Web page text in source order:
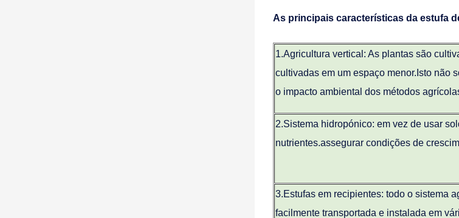
As principais características da estufa
1.Agricultura vertical: As plantas são
cultivadas em um espaço menor.Isto não
o impacto ambiental dos métodos
2.Sistema hidropónico: em vez de usar
nutrientes.assegurar condições de
3.Estufas em recipientes: todo o sistema
facilmente transportada e instalada em